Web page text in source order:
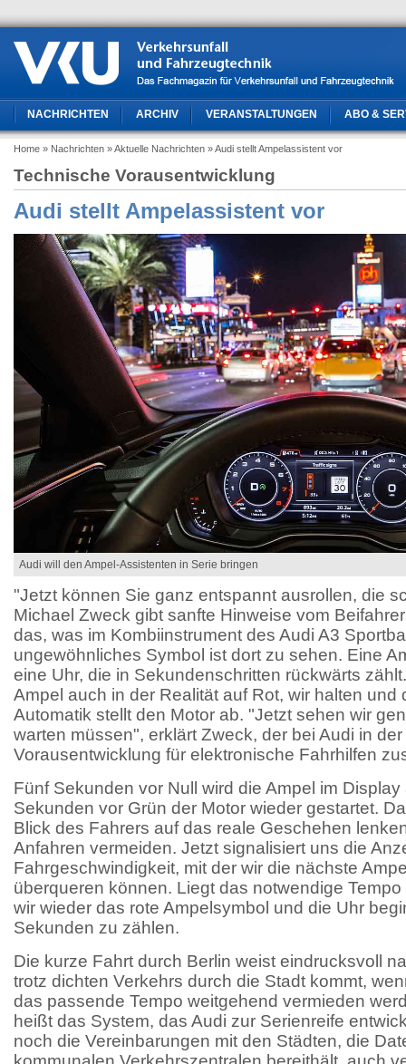
NACHRICHTEN ARCHIV VERANSTALTUNGEN ABO &
Home » Nachrichten » Aktuelle Nachrichten » Audi stellt Ampelassistent vor
Technische Vorausentwicklung
Audi stellt Ampelassistent vor
Audi will den Ampel-Assistenten in Serie bringen
"Jetzt können Sie ganz entspannt ausrollen, die
Michael Zweck gibt sanfte Hinweise vom
das, was im Kombiinstrument des Audi A3
ungewöhnliches Symbol ist dort zu sehen. Eine
eine Uhr, die in Sekundenschritten rückwärts
Ampel auch in der Realität auf Rot, wir halten und
Automatik stellt den Motor ab. "Jetzt sehen wir
warten müssen", erklärt Zweck, der bei Audi in
Vorausentwicklung für elektronische Fahrhilfen
Fünf Sekunden vor Null wird die Ampel im
Sekunden vor Grün der Motor wieder gestartet.
Blick des Fahrers auf das reale Geschehen
Anfahren vermeiden. Jetzt signalisiert uns die
Fahrgeschwindigkeit, mit der wir die nächste
überqueren können. Liegt das notwendige
wir wieder das rote Ampelsymbol und die Uhr
Sekunden zu zählen.
Die kurze Fahrt durch Berlin weist eindrucksvoll
trotz dichten Verkehrs durch die Stadt kommt,
das passende Tempo weitgehend vermieden
heißt das System, das Audi zur Serienreife
noch die Vereinbarungen mit den Städten, die